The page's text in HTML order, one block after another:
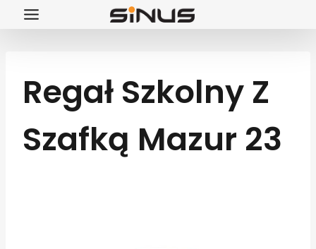
Przejdź
Regał Szkolny Z
Szafką Mazur 23